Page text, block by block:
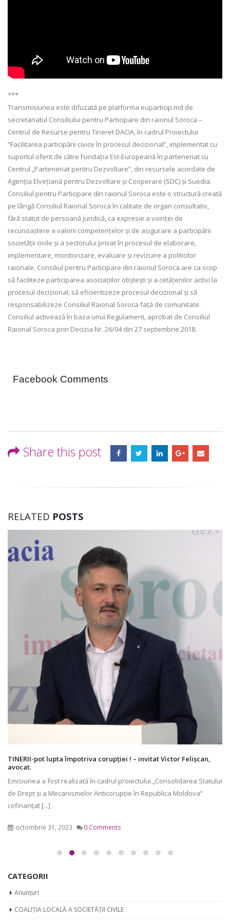
***
Transmisiunea este difuzată pe platforma euparticip.md de
secretariatul Consiliului pentru Participare din raionul Soroca –
Centrul de Resurse pentru Tineret DACIA, în cadrul Proiectului
”Facilitarea participării civice în procesul decizional”, implementat cu
suportul oferit de către Fundația Est-Europeană în parteneriat cu
Centrul „Parteneriat pentru Dezvoltare”, din resursele acordate de
Agenția Elvețiană pentru Dezvoltare și Cooperare (SDC) și Suedia.
Consiliul pentru Participare din raionul Soroca este o structură creată
pe lângă Consiliul Raional Soroca în calitate de organ consultativ,
fără statut de persoană juridică, ca expresie a voinței de
recunoaștere a valorii competențelor și de asigurare a participării
societății civile și a sectorului privat în procesul de elaborare,
implementare, monitorizare, evaluare și revizuire a politicilor
raionale. Consiliul pentru Participare din raionul Soroca are ca scop
să faciliteze participarea asociațiilor obștești și a cetățenilor activi la
procesul decizional, să eficientizeze procesul decizional și să
responsabilizeze Consiliul Raional Soroca față de comunitate.
Consiliul activează în baza unui Regulament, aprobat de Consiliul
Raional Soroca prin Decizia Nr. 26/04 din 27 septembrie 2018.
Facebook Comments
Share this post
RELATED POSTS
TINERII-pot lupta împotriva corupției ! – invitat Victor Felișcan,
avocat.
Emisiunea a fost realizată în cadrul proiectului „Consolidarea Statului
de Drept și a Mecanismelor Anticorupție în Republica Moldova”
cofinanțat [...]
octombrie 31, 2023 0 Comments
CATEGORII
Anunțuri
COALIȚIA LOCALĂ A SOCIETĂȚII CIVILE